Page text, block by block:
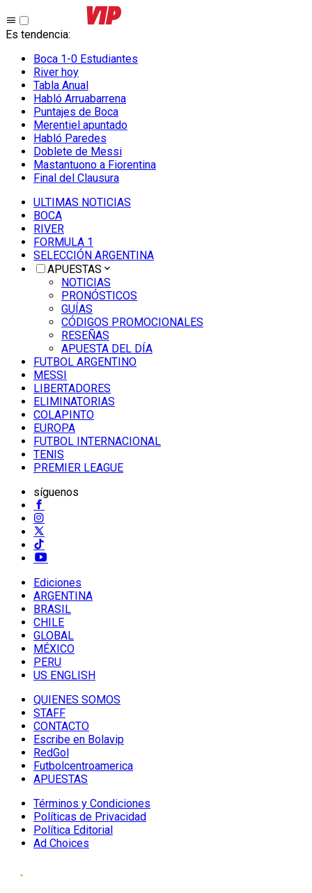
Es tendencia:
Boca 1-0 Estudiantes
River hoy
Tabla Anual
Habló Arruabarrena
Puntajes de Boca
Merentiel apuntado
Habló Paredes
Doblete de Messi
Mastantuono a Fiorentina
Final del Clausura
ULTIMAS NOTICIAS
BOCA
RIVER
FORMULA 1
SELECCIÓN ARGENTINA
APUESTAS
NOTICIAS
PRONÓSTICOS
GUÍAS
CÓDIGOS PROMOCIONALES
RESEÑAS
APUESTA DEL DÍA
FUTBOL ARGENTINO
MESSI
LIBERTADORES
ELIMINATORIAS
COLAPINTO
EUROPA
FUTBOL INTERNACIONAL
TENIS
PREMIER LEAGUE
síguenos
Ediciones
ARGENTINA
BRASIL
CHILE
GLOBAL
MÉXICO
PERU
US ENGLISH
QUIENES SOMOS
STAFF
CONTACTO
Escribe en Bolavip
RedGol
Futbolcentroamerica
APUESTAS
Términos y Condiciones
Políticas de Privacidad
Política Editorial
Ad Choices